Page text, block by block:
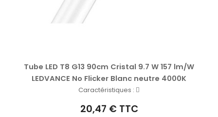
Tube LED T8 G13 90cm Cristal 9.7 W 157 lm/W
LEDVANCE No Flicker Blanc neutre 4000K
Caractéristiques :
20,47 € TTC